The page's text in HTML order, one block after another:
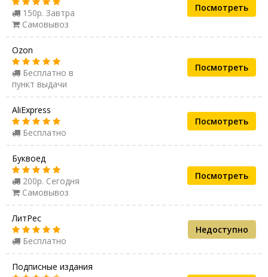
150р. Завтра
Самовывоз
Посмотреть
Ozon
Бесплатно в
пункт выдачи
Посмотреть
AliExpress
Бесплатно
Посмотреть
Буквоед
200р. Сегодня
Самовывоз
Посмотреть
ЛитРес
Бесплатно
Недоступно
Подписные издания